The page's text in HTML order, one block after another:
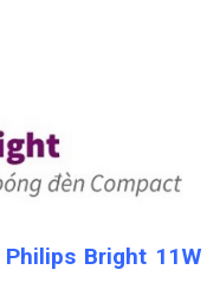
Bright 11W